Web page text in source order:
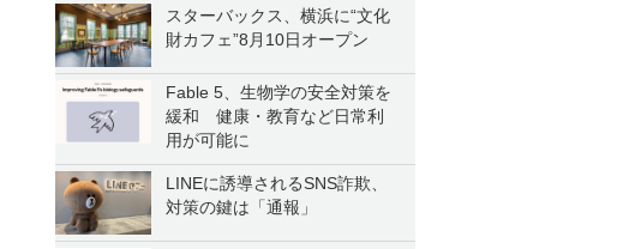
スターバックス、横浜に“文化
財カフェ”8月10日オープン
Fable 5、生物学の安全対策を
緩和 健康・教育など日常利
用が可能に
LINEに誘導されるSNS詐欺、
対策の鍵は「通報」